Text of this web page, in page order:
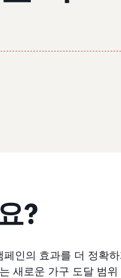
?
페인의 효과를 더 정확
새로운 가구 도달 범